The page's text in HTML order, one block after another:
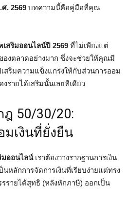
ศ. 2569 บทความนี้คือคู่มือที่คุณ
สริมออนไลน์ปี 2569 ที่ไม่เพียงแต่
องตลาดอย่างมาก ซึ่งจะช่วยให้คุณมี
เสริมความแข็งแกร่งให้กับส่วนการออม
รายได้เสริมนั้นเลยทีเดียว
ฎ 50/30/20:
มเงินที่ยั่งยืน
มออนไลน์เราต้องวางรากฐานการเงิน
นหลักการจัดการเงินที่เรียบง่ายแต่ทรง
รายได้สุทธิ (หลังหักภาษี) ออกเป็น